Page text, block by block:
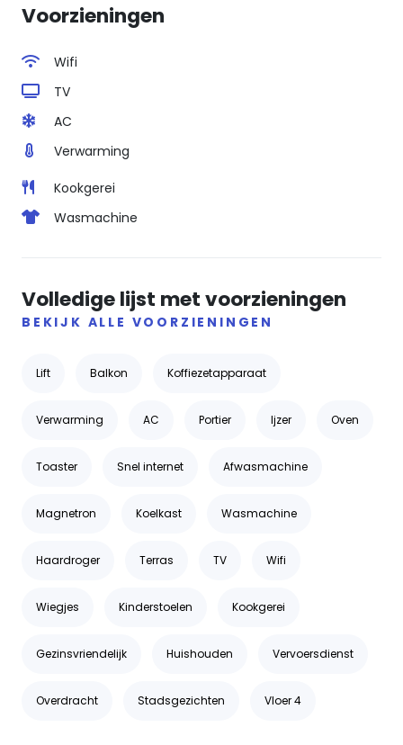
Voorzieningen
Wifi
TV
AC
Verwarming
Kookgerei
Wasmachine
Volledige lijst met voorzieningen
BEKIJK ALLE VOORZIENINGEN
Lift Balkon Koffiezetapparaat
Verwarming AC Portier Ijzer Oven
Toaster Snel internet Afwasmachine
Magnetron Koelkast Wasmachine
Haardroger Terras TV Wifi
Wiegjes Kinderstoelen Kookgerei
Gezinsvriendelijk Huishouden Vervoersdienst
Overdracht Stadsgezichten Vloer 4